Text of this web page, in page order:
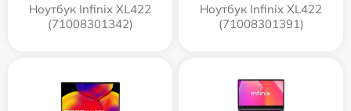
Ноутбук Infinix XL422
(71008301342)
Ноутбук Infinix XL422
(71008301391)